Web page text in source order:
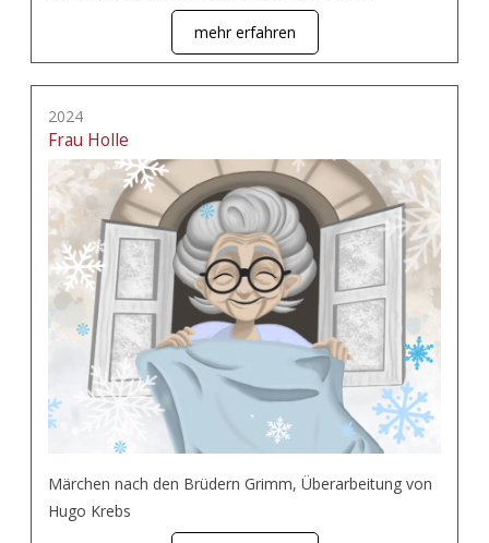
mehr erfahren
2024
Frau Holle
Märchen nach den Brüdern Grimm, Überarbeitung von
Hugo Krebs